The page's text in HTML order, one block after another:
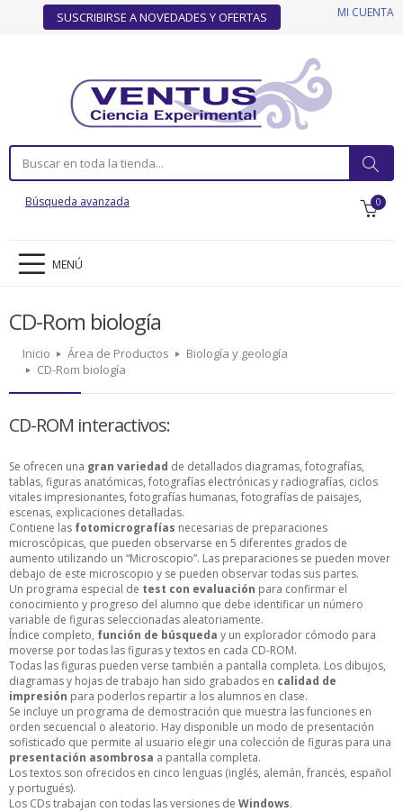
SUSCRIBIRSE A NOVEDADES Y OFERTAS MI CUENTA
Búsqueda avanzada 0
MENÚ
CD-Rom biología
Inicio Área de Productos
Biología y geología
CD-Rom biología
CD-ROM interactivos:
Se ofrecen una gran variedad de detallados diagramas, fotografías,
tablas, figuras anatómicas, fotografías electrónicas y radiografías, ciclos
vitales impresionantes, fotografías humanas, fotografías de paisajes,
escenas, explicaciones detalladas.
Contiene las fotomicrografías necesarias de preparaciones
microscópicas, que pueden observarse en 5 diferentes grados de
aumento utilizando un “Microscopio”. Las preparaciones se pueden mover
debajo de este microscopio y se pueden observar todas sus partes.
Un programa especial de test con evaluación para confirmar el
conocimiento y progreso del alumno que debe identificar un número
variable de figuras seleccionadas aleatoriamente.
Índice completo, función de búsqueda y un explorador cómodo para
moverse por todas las figuras y textos en cada CD-ROM.
Todas las figuras pueden verse también a pantalla completa. Los dibujos,
diagramas y hojas de trabajo han sido grabados en calidad de
impresión para poderlos repartir a los alumnos en clase.
Se incluye un programa de demostración que muestra las funciones en
orden secuencial o aleatorio. Hay disponible un modo de presentación
sofisticado que permite al usuario elegir una colección de figuras para una
presentación asombrosa a pantalla completa.
Los textos son ofrecidos en cinco lenguas (inglés, alemán, francés, español
y portugués).
Los CDs trabajan con todas las versiones de Windows.